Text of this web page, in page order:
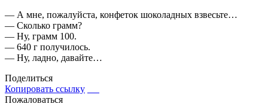
— А мне, пожалуйста, конфеток шоколадных взвесьте…
— Сколько грамм?
— Ну, грамм 100.
— 640 г получилось.
— Ну, ладно, давайте…
Поделиться
Копировать ссылку
Пожаловаться